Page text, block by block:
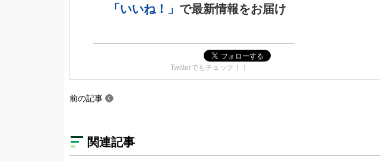
「いいね！」 で最新情報をお届け
Twitterでもチェック！！
前の記事
関連記事